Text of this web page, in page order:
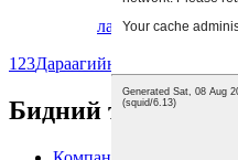
лавлагаа
123Дараагийн >
Бидний тухай